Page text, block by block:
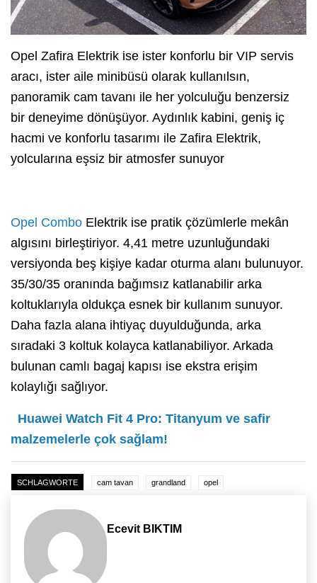
Opel Zafira Elektrik ise ister konforlu bir VIP servis
aracı, ister aile minibüsü olarak kullanılsın,
panoramik cam tavanı ile her yolculuğu benzersiz
bir deneyime dönüşüyor. Aydınlık kabini, geniş iç
hacmi ve konforlu tasarımı ile Zafira Elektrik,
yolcularına eşsiz bir atmosfer sunuyor
Opel Combo Elektrik ise pratik çözümlerle mekân
algısını birleştiriyor. 4,41 metre uzunluğundaki
versiyonda beş kişiye kadar oturma alanı bulunuyor.
35/30/35 oranında bağımsız katlanabilir arka
koltuklarıyla oldukça esnek bir kullanım sunuyor.
Daha fazla alana ihtiyaç duyulduğunda, arka
sıradaki 3 koltuk kolayca katlanabiliyor. Arkada
bulunan camlı bagaj kapısı ise ekstra erişim
kolaylığı sağlıyor.
Huawei Watch Fit 4 Pro: Titanyum ve safir
malzemelerle çok sağlam!
SCHLAGWORTE cam tavan grandland opel
Ecevit BIKTIM